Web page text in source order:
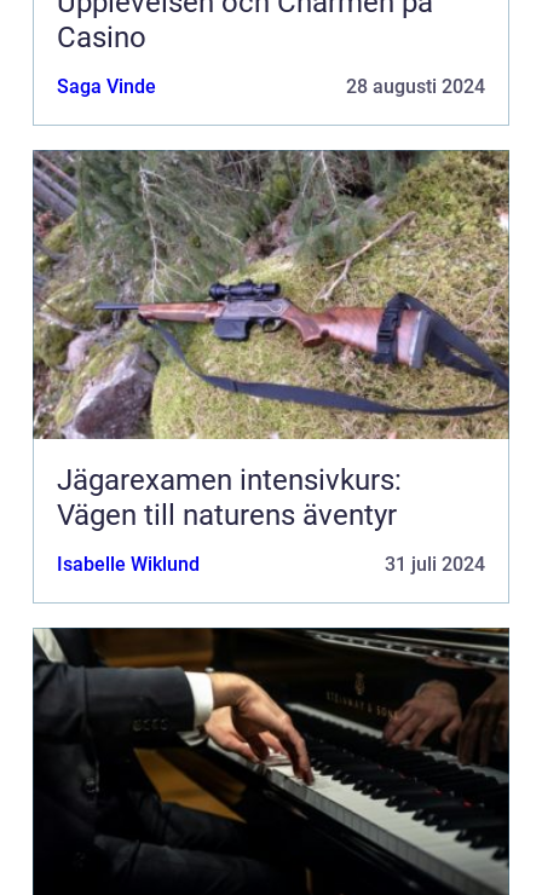
Casino
Saga Vinde 28 augusti 2024
Jägarexamen intensivkurs:
Vägen till naturens äventyr
Isabelle Wiklund 31 juli 2024